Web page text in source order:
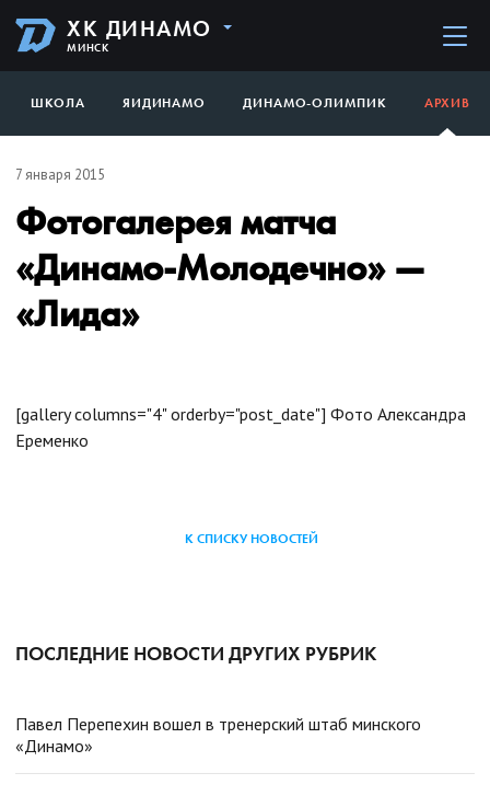
ХК ДИНАМО
МИНСК
ШКОЛА ЯИДИНАМО ДИНАМО-ОЛИМПИК АРХИВ
7 января 2015
Фотогалерея матча
«Динамо-Молодечно» —
«Лида»
[gallery columns="4" orderby="post_date"] Фото Александра
Еременко
К СПИСКУ НОВОСТЕЙ
ПОСЛЕДНИЕ НОВОСТИ ДРУГИХ РУБРИК
Павел Перепехин вошел в тренерский штаб минского
«Динамо»